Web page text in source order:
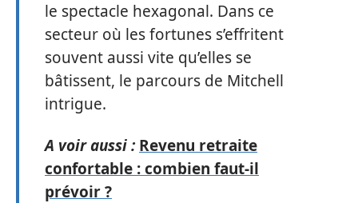
le spectacle hexagonal. Dans ce
secteur où les fortunes s’effritent
souvent aussi vite qu’elles se
bâtissent, le parcours de Mitchell
intrigue.
A voir aussi : Revenu retraite
confortable : combien faut-il
prévoir ?